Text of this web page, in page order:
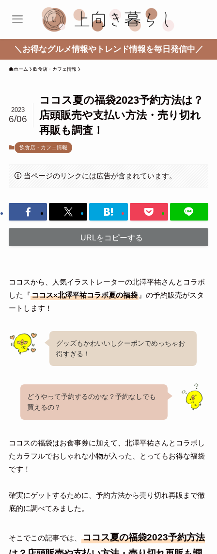
＼お得なグルメ情報やトレンド情報を毎日発信中／
ホーム 飲食店・カフェ情報
ココス夏の福袋2023予約方法は？
店頭販売や支払い方法・売り切れ
再販も調査！
2023
6/06
飲食店・カフェ情報
当ページのリンクには広告が含まれています。
URLをコピーする
ココスから、人気イラストレーターの北澤平祐さんとコラボ
した『ココス×北澤平祐コラボ夏の福袋』の予約販売がスタ
ートします！
グッズもかわいいしクーポンでめっちゃお
得すぎる！
どうやって予約するのかな？予約なしでも
買えるの？
ココスの福袋はお食事券に加えて、北澤平祐さんとコラボし
たカラフルでおしゃれな小物が入った、とってもお得な福袋
です！
確実にゲットするために、予約方法から売り切れ再販まで徹
底的に調べてみました。
そこでこの記事では、
ココス夏の福袋2023予約方法